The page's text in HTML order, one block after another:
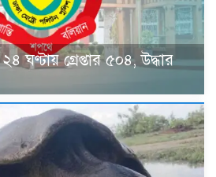
ঘণ্টায় গ্রেপ্তার ৫০৪, উদ্ধার